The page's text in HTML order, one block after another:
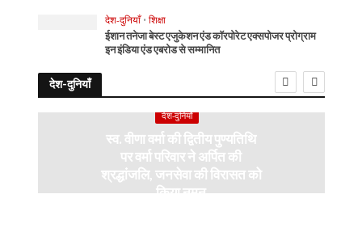
देश-दुनियाँ • शिक्षा
ईशान तनेजा बेस्ट एजुकेशन एंड कॉरपोरेट एक्सपोजर प्रोग्राम
इन इंडिया एंड एबरोड से सम्मानित
देश-दुनियाँ
देश-दुनियाँ
स्व. वीणा वर्मा की द्वितीय पुण्यतिथि
पर वर्मा परिवार ने अर्पित की
श्रद्धांजलि, जनसेवा की विरासत को
किया नमन